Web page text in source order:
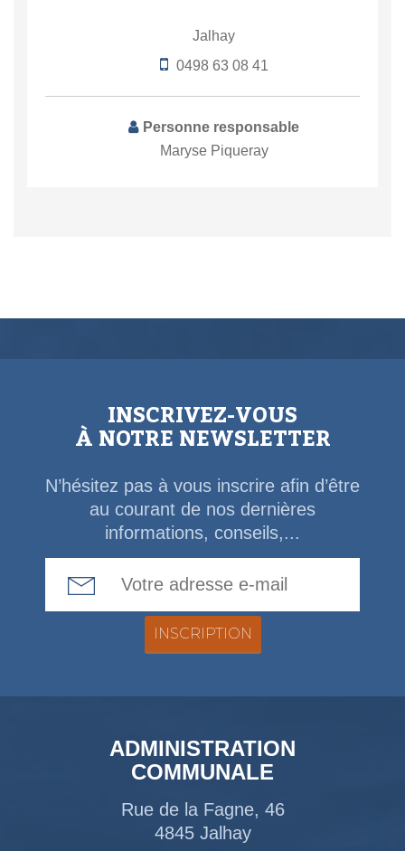
Jalhay
0498 63 08 41
Personne responsable
Maryse Piqueray
INSCRIVEZ-VOUS
À NOTRE NEWSLETTER
N’hésitez pas à vous inscrire afin d’être
au courant de nos dernières
informations, conseils,...
ADMINISTRATION
COMMUNALE
Rue de la Fagne, 46
4845 Jalhay